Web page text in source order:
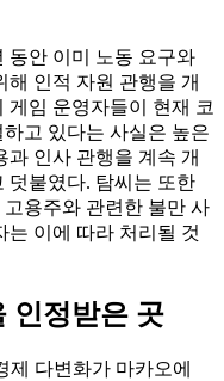
동안 이미 노동 요구와
해 인적 자원 관행을 개
게임 운영자들이 현재 코
고 있다는 사실은 높은
인사 관행을 계속 개
덧붙였다. 탐씨는 또한
용주와 관련한 불만 사
는 이에 따라 처리될 것
인정받은 곳
제 다변화가 마카오에